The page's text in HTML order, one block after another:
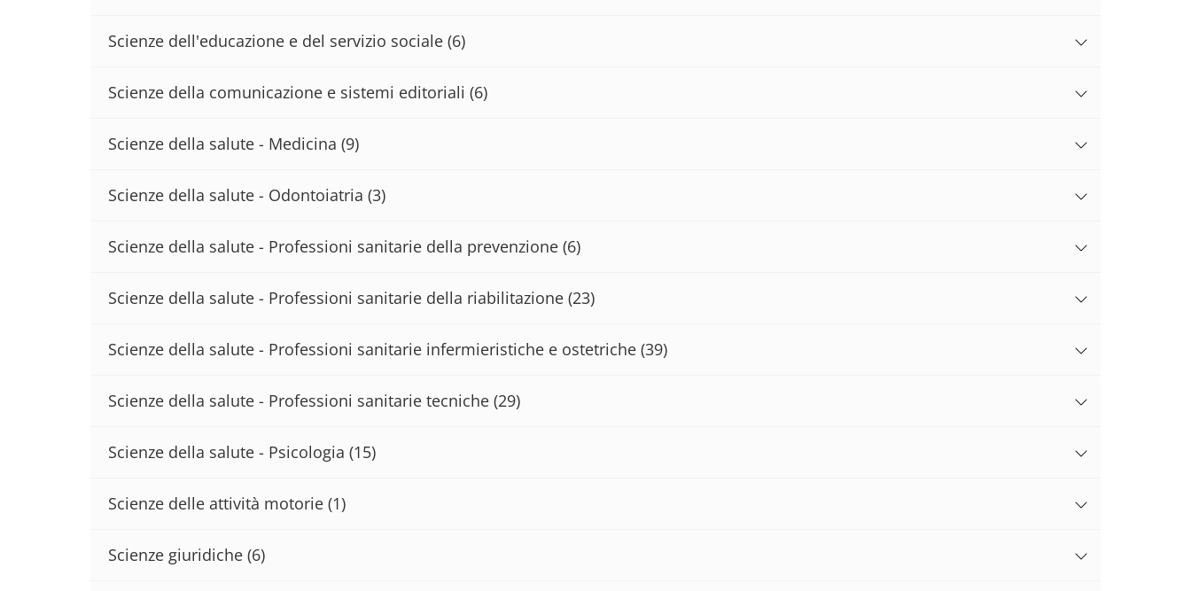
Scienze dell'educazione e del servizio sociale (6)
Scienze della comunicazione e sistemi editoriali (6)
Scienze della salute - Medicina (9)
Scienze della salute - Odontoiatria (3)
Scienze della salute - Professioni sanitarie della prevenzione (6)
Scienze della salute - Professioni sanitarie della riabilitazione (23)
Scienze della salute - Professioni sanitarie infermieristiche e ostetriche (39)
Scienze della salute - Professioni sanitarie tecniche (29)
Scienze della salute - Psicologia (15)
Scienze delle attività motorie (1)
Scienze giuridiche (6)